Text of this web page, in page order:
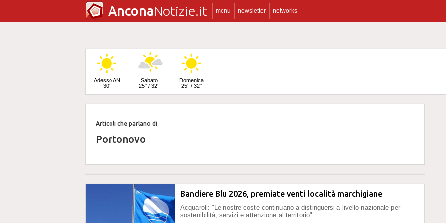
AnconaNotizie.it menu newsletter networks
Adesso AN
30°
Sabato
25° / 32°
Domenica
25° / 32°
Lunedì
24° / 33°
Articoli che parlano di
Portonovo
Bandiere Blu 2026, premiate venti località marchigiane
Acquaroli: "Le nostre coste continuano a distinguersi a livello nazionale per
sostenibilità, servizi e attenzione al territorio"